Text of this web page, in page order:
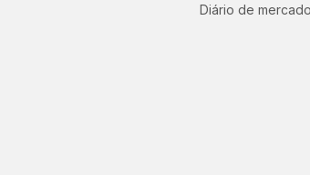
Diário de mercado